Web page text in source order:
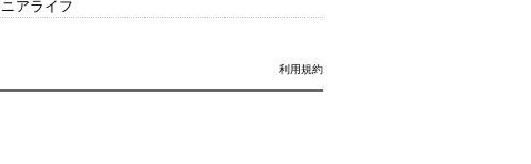
ニアライフ
利用規約